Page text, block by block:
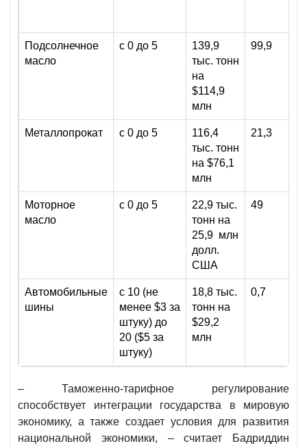
Подсолнечное
масло
с 0 до 5
139,9
тыс. тонн
на
$114,9
млн
99,9
Металлопрокат с 0 до 5
116,4
тыс. тонн
на $76,1
млн
21,3
Моторное
масло
с 0 до 5
22,9 тыс.
тонн на
25,9 млн
долл.
США
49
Автомобильные
шины
с 10 (не
менее $3 за
штуку) до
20 ($5 за
штуку)
18,8 тыс.
тонн на
$29,2
млн
0,7
– Таможенно-тарифное регулирование
способствует интеграции государства в мировую
экономику, а также создает условия для развития
национальной экономики, – считает Бадриддин